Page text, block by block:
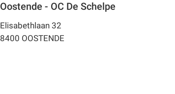
Oostende - OC De Schelpe
Elisabethlaan 32
8400 OOSTENDE